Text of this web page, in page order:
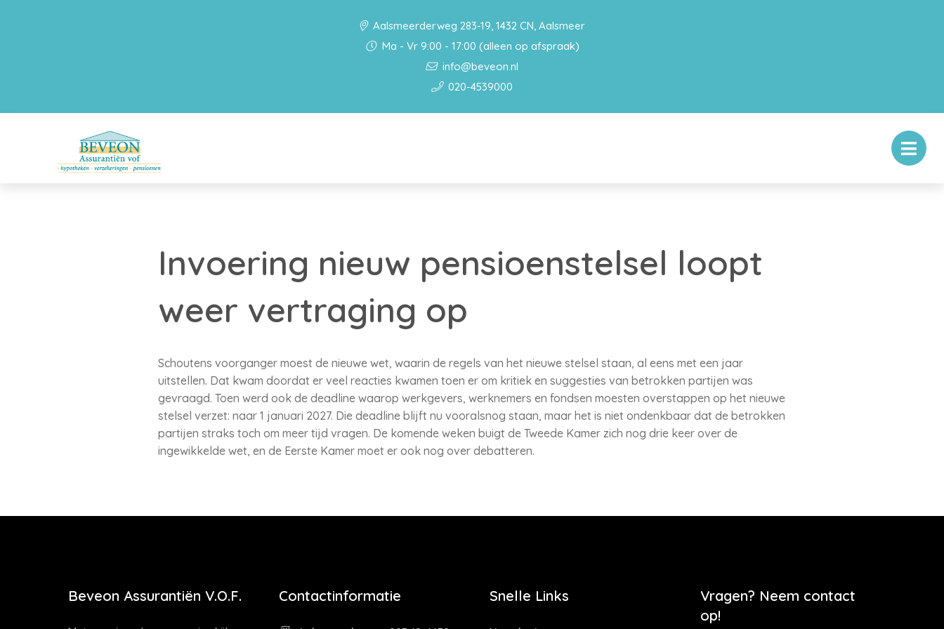
Aalsmeerderweg 283-19, 1432 CN, Aalsmeer
Ma - Vr 9:00 - 17:00 (alleen op afspraak)
info@beveon.nl
020-4539000
Invoering nieuw pensioenstelsel loopt
weer vertraging op
Schoutens voorganger moest de nieuwe wet, waarin de regels van het nieuwe stelsel staan, al eens met een jaar
uitstellen. Dat kwam doordat er veel reacties kwamen toen er om kritiek en suggesties van betrokken partijen was
gevraagd. Toen werd ook de deadline waarop werkgevers, werknemers en fondsen moesten overstappen op het nieuwe
stelsel verzet: naar 1 januari 2027. Die deadline blijft nu vooralsnog staan, maar het is niet ondenkbaar dat de betrokken
partijen straks toch om meer tijd vragen. De komende weken buigt de Tweede Kamer zich nog drie keer over de
ingewikkelde wet, en de Eerste Kamer moet er ook nog over debatteren.
Beveon Assurantiën V.O.F. Contactinformatie Snelle Links
Vragen? Neem contact
op!